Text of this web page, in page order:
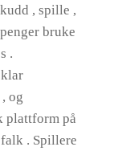
, spille ,
bruke
.
og
plattform på
. Spillere